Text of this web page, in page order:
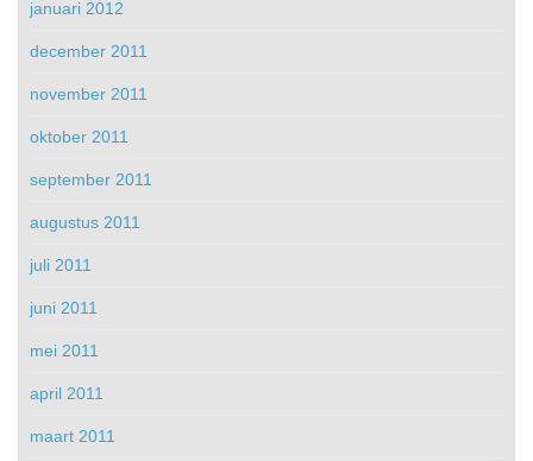
januari 2012
december 2011
november 2011
oktober 2011
september 2011
augustus 2011
juli 2011
juni 2011
mei 2011
april 2011
maart 2011